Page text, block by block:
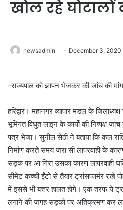
खोल रहे घोटालों
newsadmin December 3, 2020
-राज्यपाल को ज्ञापन भेजकर की जांच की मांग
हरिद्वार। महानगर व्यापार मंडल के
भूमिगत विधुत लाइन के कार्यो की निष्पक्ष
पत्र भेजा। सुनील सेठी ने बताया कि कल
निर्माण करते समय जरा सी लापरवाही के
सड़क पर आ गिरा उसका कारण लापरवाही
सीमेंट कच्ची ईंटो से तैयार ट्रांसफार्मर रखे
में इससे भी बत्तर हालत होंगे। एक तरफ ये
लगाने की जगह सड़को पर अतिक्रमण कर